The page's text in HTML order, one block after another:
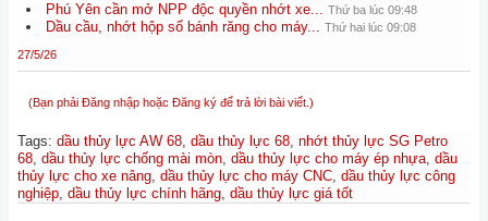
Phú Yên cần mở NPP độc quyền nhớt xe... Thứ ba lúc 09:48
Dầu cầu, nhớt hộp số bánh răng cho máy... Thứ hai lúc 09:08
27/5/26
(Bạn phải Đăng nhập hoặc Đăng ký để trả lời bài viết.)
Tags: dầu thủy lực AW 68 dầu thủy lực 68 nhớt thủy lực SG Petro
68 dầu thủy lực chống mài mòn dầu thủy lực cho máy ép nhựa dầu
thủy lực cho xe nâng dầu thủy lực cho máy CNC dầu thủy lực công
nghiệp dầu thủy lực chính hãng dầu thủy lực giá tốt